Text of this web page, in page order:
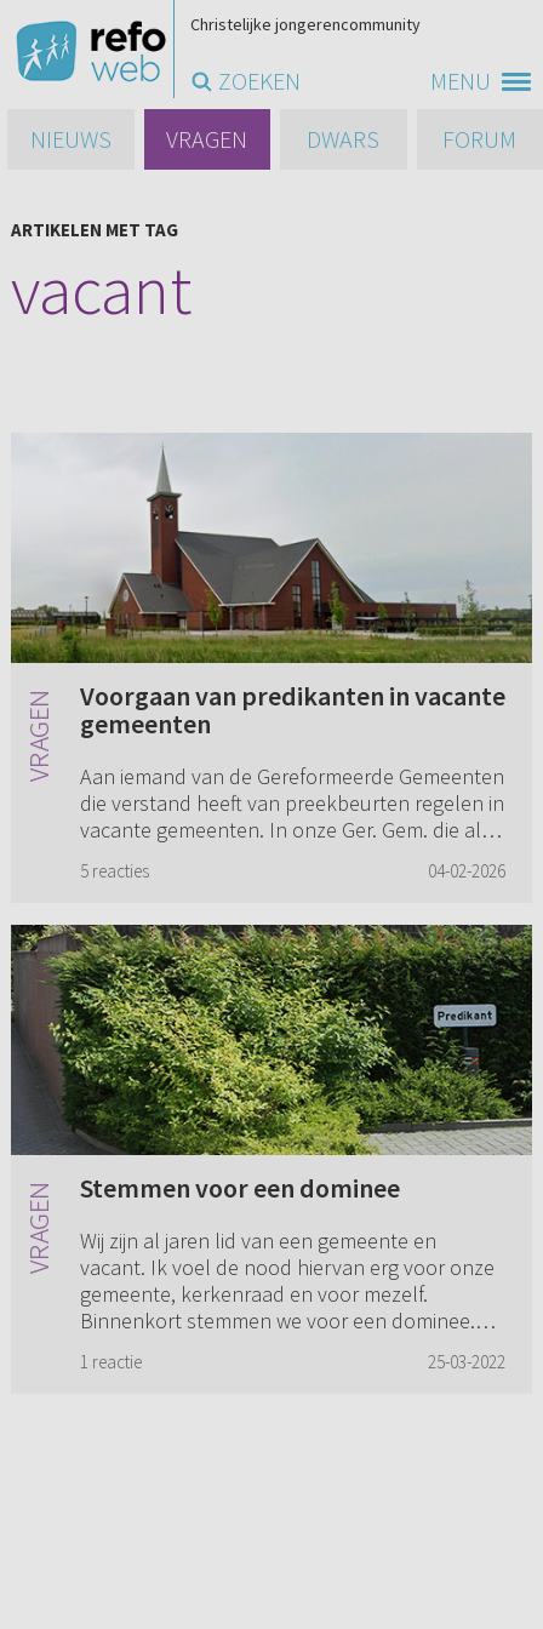
MENU
Christelijke jongerencommunity
ZOEKEN
NIEUWS
VRAGEN DWARS FORUM
ARTIKELEN MET TAG
vacant
Voorgaan van predikanten in vacante
gemeenten
Aan iemand van de Gereformeerde Gemeenten
die verstand heeft van preekbeurten regelen in
vacante gemeenten. In onze Ger. Gem. die al
predikanten voor en...
5 reacties 04-02-2026
Stemmen voor een dominee
Wij zijn al jaren lid van een gemeente en
vacant. Ik voel de nood hiervan erg voor onze
gemeente, kerkenraad en voor mezelf.
Binnenkort stemmen we voor een dominee.
1 reactie 25-03-2022